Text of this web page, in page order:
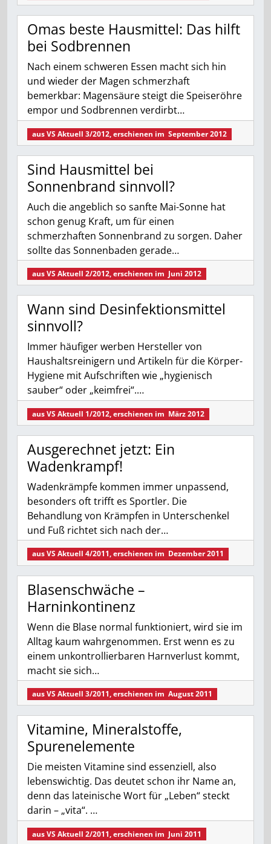
Omas beste Hausmittel: Das hilft
bei Sodbrennen
Nach einem schweren Essen macht sich hin
und wieder der Magen schmerzhaft
bemerkbar: Magensäure steigt die Speiseröhre
empor und Sodbrennen verdirbt…
ausVS Aktuell 3/2012, erschienen im September 2012
Sind Hausmittel bei
Sonnenbrand sinnvoll?
Auch die angeblich so sanfte Mai-Sonne hat
schon genug Kraft, um für einen
schmerzhaften Sonnenbrand zu sorgen. Daher
sollte das Sonnenbaden gerade…
ausVS Aktuell 2/2012, erschienen im Juni 2012
Wann sind Desinfektionsmittel
sinnvoll?
Immer häufiger werben Hersteller von
Haushaltsreinigern und Artikeln für die Körper-
Hygiene mit Aufschriften wie „hygienisch
sauber“ oder „keimfrei“.…
ausVS Aktuell 1/2012, erschienen im März 2012
Ausgerechnet jetzt: Ein
Wadenkrampf!
Wadenkrämpfe kommen immer unpassend,
besonders oft trifft es Sportler. Die
Behandlung von Krämpfen in Unterschenkel
und Fuß richtet sich nach der…
ausVS Aktuell 4/2011, erschienen im Dezember 2011
Blasenschwäche –
Harninkontinenz
Wenn die Blase normal funktioniert, wird sie im
Alltag kaum wahrgenommen. Erst wenn es zu
einem unkontrollierbaren Harnverlust kommt,
macht sie sich…
ausVS Aktuell 3/2011, erschienen im August 2011
Vitamine, Mineralstoffe,
Spurenelemente
Die meisten Vitamine sind essenziell, also
lebenswichtig. Das deutet schon ihr Name an,
denn das lateinische Wort für „Leben“ steckt
darin – „vita“. …
ausVS Aktuell 2/2011, erschienen im Juni 2011